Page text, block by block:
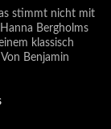
stimmt nicht mit
Bergholms
klassisch
Benjamin